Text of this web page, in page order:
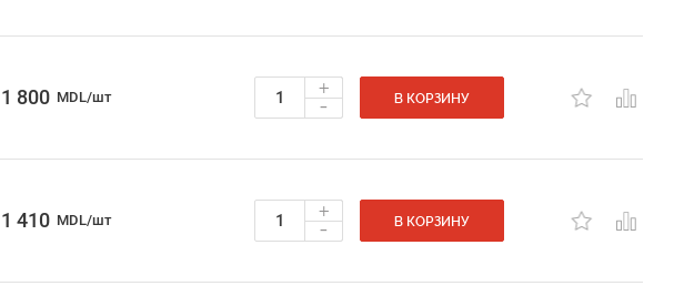
1 800 MDL/шт +
- В КОРЗИНУ
1 410 MDL/шт +
- В КОРЗИНУ